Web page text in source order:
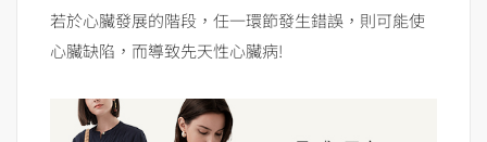
若於心臟發展的階段，任一環節發生錯誤，則可能使
心臟缺陷，而導致先天性心臟病!